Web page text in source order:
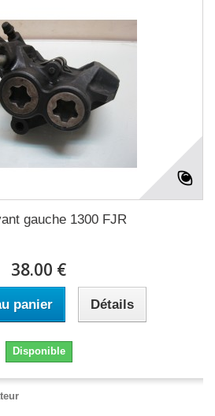
gauche 1300 FJR
38.00 €
panier Détails
Disponible